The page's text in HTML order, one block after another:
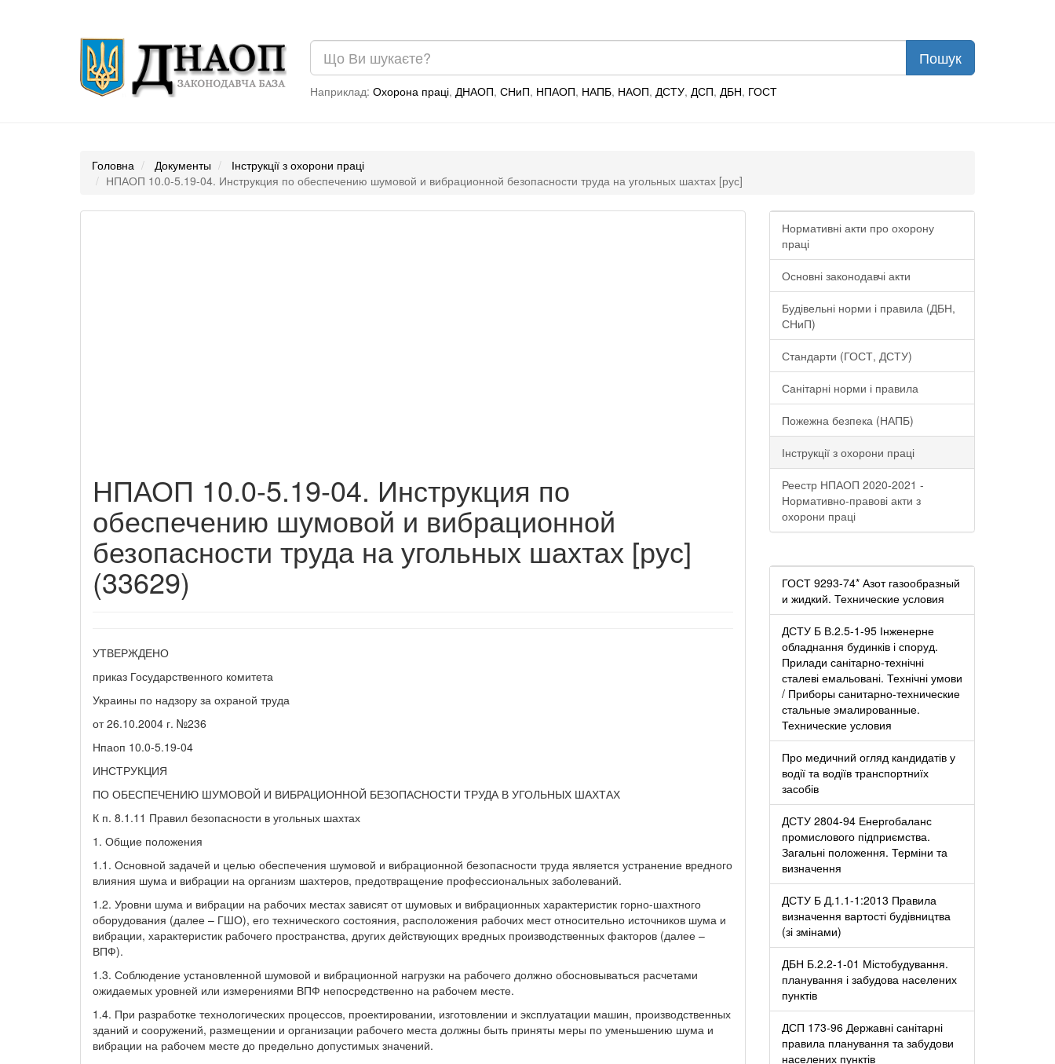
Наприклад: Охорона праці, ДНАОП, СНиП, НПАОП, НАПБ, НАОП, ДСТУ, ДСП, ДБН, ГОСТ
Головна Документы
Інструкції з охорони праці
НПАОП 10.0-5.19-04. Инструкция по обеспечению шумовой и вибрационной безопасности труда на угольных шахтах [рус]
НПАОП 10.0-5.19-04. Инструкция по
обеспечению шумовой и вибрационной
безопасности труда на угольных шахтах [рус]
(33629)
УТВЕРЖДЕНО
приказ Государственного комитета
Украины по надзору за охраной труда
от 26.10.2004 г. №236
Нпаоп 10.0-5.19-04
ИНСТРУКЦИЯ
ПО ОБЕСПЕЧЕНИЮ ШУМОВОЙ И ВИБРАЦИОННОЙ БЕЗОПАСНОСТИ ТРУДА В УГОЛЬНЫХ ШАХТАХ
К п. 8.1.11 Правил безопасности в угольных шахтах
1. Общие положения
1.1. Основной задачей и целью обеспечения шумовой и вибрационной безопасности труда является устранение вредного
влияния шума и вибрации на организм шахтеров, предотвращение профессиональных заболеваний.
1.2. Уровни шума и вибрации на рабочих местах зависят от шумовых и вибрационных характеристик горно-шахтного
оборудования (далее – ГШО), его технического состояния, расположения рабочих мест относительно источников шума и
вибрации, характеристик рабочего пространства, других действующих вредных производственных факторов (далее –
ВПФ).
1.3. Соблюдение установленной шумовой и вибрационной нагрузки на рабочего должно обосновываться расчетами
ожидаемых уровней или измерениями ВПФ непосредственно на рабочем месте.
1.4. При разработке технологических процессов, проектировании, изготовлении и эксплуатации машин, производственных
зданий и сооружений, размещении и организации рабочего места должны быть приняты меры по уменьшению шума и
вибрации на рабочем месте до предельно допустимых значений.
Нормативні акти про охорону
праці
Основні законодавчі акти
Будівельні норми і правила (ДБН,
СНиП)
Стандарти (ГОСТ, ДСТУ)
Санітарні норми і правила
Пожежна безпека (НАПБ)
Інструкції з охорони праці
Реестр НПАОП 2020-2021 -
Нормативно-правові акти з
охорони праці
ГОСТ 9293-74* Азот газообразный
и жидкий. Технические условия
ДСТУ Б В.2.5-1-95 Інженерне
обладнання будинків і споруд.
Прилади санітарно-технічні
сталеві емальовані. Технічні умови
/ Приборы санитарно-технические
стальные эмалированные.
Технические условия
Про медичний огляд кандидатів у
водії та водіїв транспортниїх
засобів
ДСТУ 2804-94 Енергобаланс
промислового підприємства.
Загальні положення. Терміни та
визначення
ДСТУ Б Д.1.1-1:2013 Правила
визначення вартості будівництва
(зі змінами)
ДБН Б.2.2-1-01 Містобудування.
планування і забудова населених
пунктів
ДСП 173-96 Державні санітарні
правила планування та забудови
населених пунктів